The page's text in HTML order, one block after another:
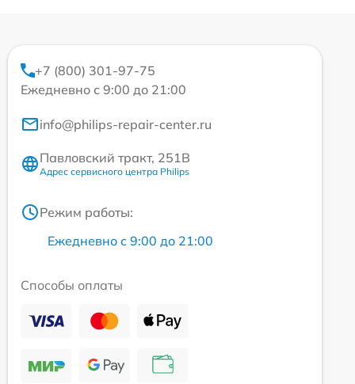
+7 (800) 301-97-75
Ежедневно с 9:00 до 21:00
info@philips-repair-center.ru
Павловский тракт, 251В
Адрес сервисного центра Philips
Режим работы:
Ежедневно с 9:00 до 21:00
Способы оплаты